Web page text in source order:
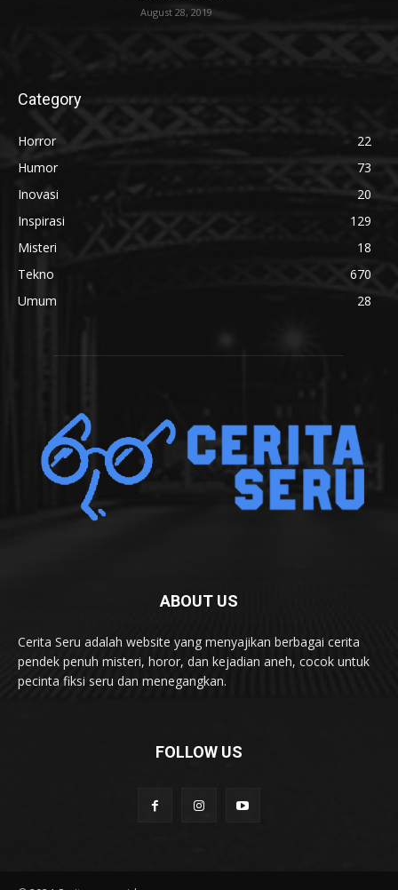
August 28, 2019
Category
Horror
22
Humor
73
Inovasi
20
Inspirasi
129
Misteri
18
Tekno
670
Umum
28
ABOUT US
Cerita Seru adalah website yang menyajikan berbagai cerita
pendek penuh misteri, horor, dan kejadian aneh, cocok untuk
pecinta fiksi seru dan menegangkan.
FOLLOW US